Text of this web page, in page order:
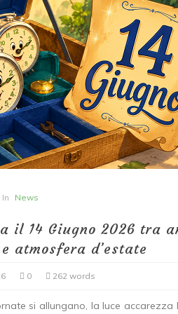
In News
il 14 Giugno 2026 tra
atmosfera d’estate
0 262 words
si allungano, la luce
In News
172 volte
memorabile
Artigianato
espositori
Estate 2026
mercatini toscani
mercatino vicopisano